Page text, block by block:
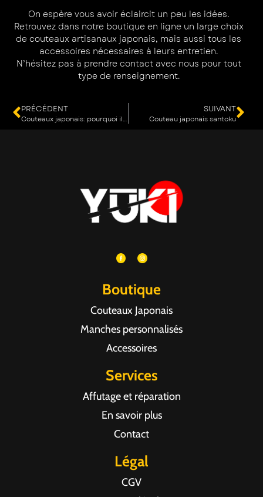
On espère vous avoir éclaircit un peu les idées.
Retrouvez dans notre boutiqueen ligne un large choix
de couteaux artisanaux japonais, mais aussi tous les
accessoires nécessaires à leurs entretien.
N’hésitez pas à prendre contactavec nous pour tout
type de renseignement.
PRÉCÉDENT
Couteaux japonais: pourquoi ils changent de couleur et comment les entretenir
SUIVANT
Couteau japonais santoku
Boutique
Couteaux Japonais
Manches personnalisés
Accessoires
Services
Affutage et réparation
En savoir plus
Contact
Légal
CGV